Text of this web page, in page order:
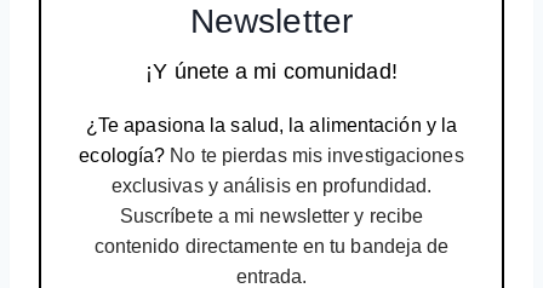
Newsletter
¡Y únete a mi comunidad!
¿Te apasiona la salud, la alimentación y la
ecología? No te pierdas mis investigaciones
exclusivas y análisis en profundidad.
Suscríbete a mi newsletter y recibe
contenido directamente en tu bandeja de
entrada.